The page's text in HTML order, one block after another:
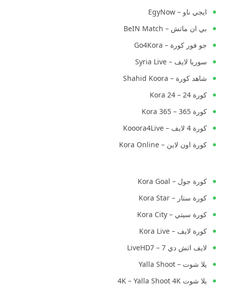
ايجي ناو – EgyNow
بي ان ماتش – BeIN Match
جو فور كورة – Go4Kora
سوريا لايف – Syria Live
شاهد كورة – Shahid Koora
كورة 24 – Kora 24
كورة 365 – Kora 365
كورة 4 لايف – Kooora4Live
كورة اون لاين – Kora Online
كورة جول – Kora Goal
كورة ستار – Kora Star
كورة سيتي – Kora City
كورة لايف – Kora Live
لايف اتش دي 7 – LiveHD7
يلا شوت – Yalla Shoot
يلا شوت 4K – Yalla Shoot 4K